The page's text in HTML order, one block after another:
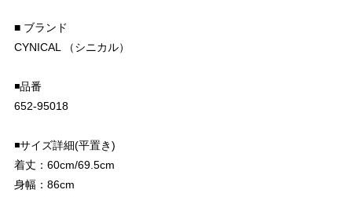
■ ブランド
CYNICAL （シニカル）
◾️品番
652-95018
◾️サイズ詳細(平置き)
着丈：60cm/69.5cm
身幅：86cm